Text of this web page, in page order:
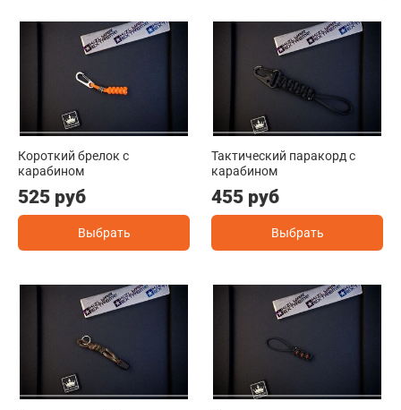
Короткий брелок с
карабином
525 руб
Выбрать
Тактический паракорд с
карабином
455 руб
Выбрать